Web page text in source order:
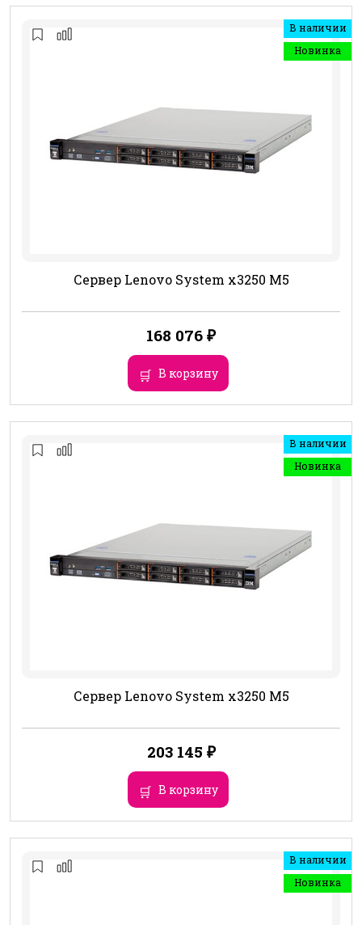
В наличии
Новинка
Сервер Lenovo System x3250 M5
168 076 ₽
В корзину
В наличии
Новинка
Сервер Lenovo System x3250 M5
203 145 ₽
В корзину
В наличии
Новинка